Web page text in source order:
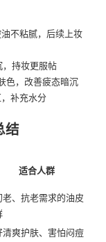
不粘腻，后续上妆
，持妆更服帖
色，改善疲态暗沉
补充水分
结
适合人群
老、抗老需求的油皮
清爽护肤、害怕闷痘